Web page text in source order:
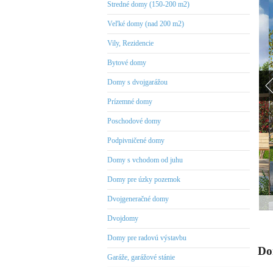
Stredné domy (150-200 m2)
Veľké domy (nad 200 m2)
Vily, Rezidencie
Bytové domy
Domy s dvojgarážou
Prízemné domy
Poschodové domy
Podpivničené domy
Domy s vchodom od juhu
Domy pre úzky pozemok
Dvojgeneračné domy
Dvojdomy
Domy pre radovú výstavbu
Garáže, garážové stánie